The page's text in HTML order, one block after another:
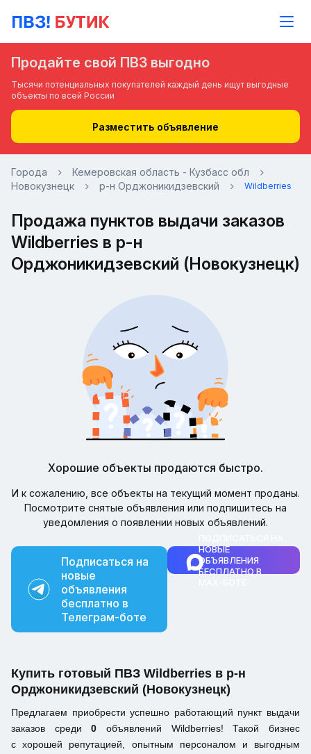
Продайте свой ПВЗ выгодно
Тысячи потенциальных покупателей каждый день ищут выгодные
объекты по всей России
Разместить объявление
Города
Кемеровская область - Кузбасс обл
Новокузнецк
р-н Орджоникидзевский Wildberries
Продажа пунктов выдачи заказов
Wildberries в р-н
Орджоникидзевский (Новокузнецк)
Хорошие объекты продаются быстро.
И к сожалению, все объекты на текущий момент проданы.
Посмотрите снятые объявления или подпишитесь на
уведомления о появлении новых объявлений.
Подписаться на
новые
объявления
бесплатно в
Телеграм-боте
НОВЫЕ
ОБЪЯВЛЕНИЯ
БЕСПЛАТНО В
Купить готовый ПВЗ Wildberries в р-н
Орджоникидзевский (Новокузнецк)
Предлагаем приобрести успешно работающий пункт выдачи
заказов среди0 объявлений Wildberries! Такой бизнес
с хорошей репутацией, опытным персоналом и выгодным